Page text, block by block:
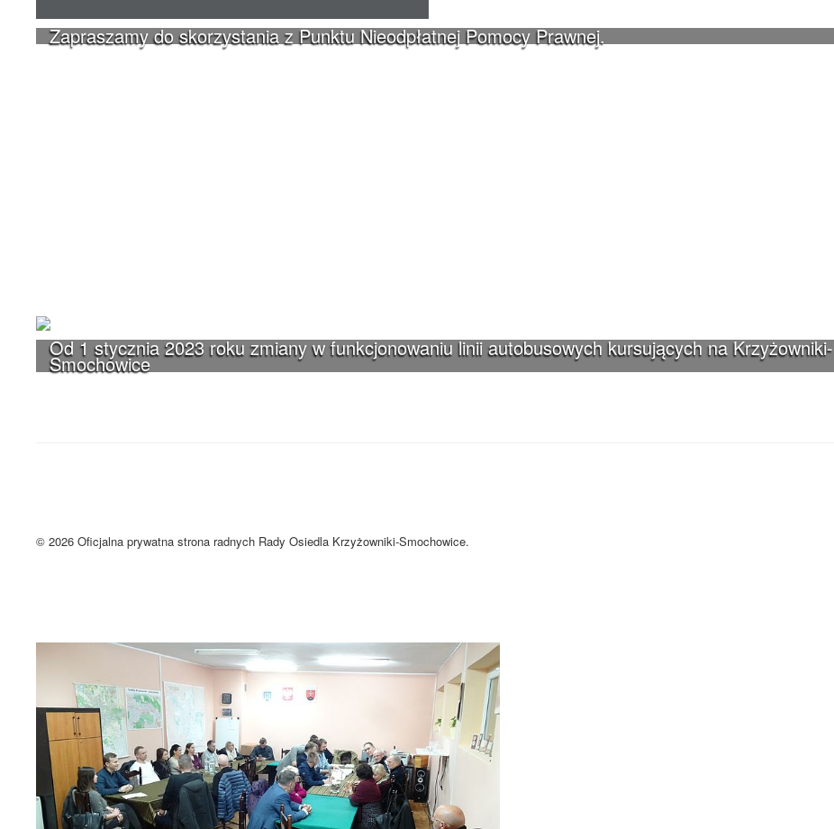
Zapraszamy do skorzystania z Punktu Nieodpłatnej Pomocy Prawnej.
Od 1 stycznia 2023 roku zmiany w funkcjonowaniu linii autobusowych kursujących na Krzyżowniki-
Smochowice
© 2026 Oficjalna prywatna strona radnych Rady Osiedla Krzyżowniki-Smochowice.